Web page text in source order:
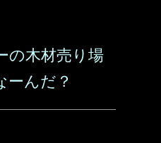
の木材売り場
ーんだ？